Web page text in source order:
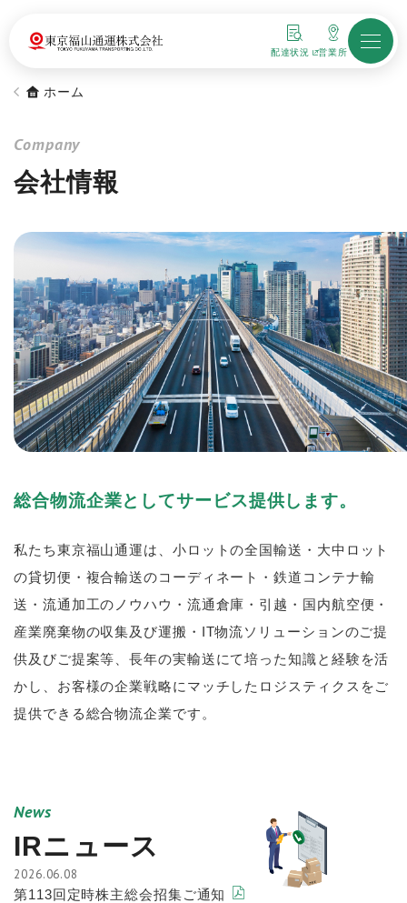
配達状況
新しいウィンドウで開きます
営業所
ホーム
Company
会社情報
総合物流企業としてサービス提供します。
私たち東京福山通運は、小ロットの全国輸送・大中ロット
の貸切便・複合輸送のコーディネート・鉄道コンテナ輸
送・流通加工のノウハウ・流通倉庫・引越・国内航空便・
産業廃棄物の収集及び運搬・IT物流ソリューションのご提
供及びご提案等、長年の実輸送にて培った知識と経験を活
かし、お客様の企業戦略にマッチしたロジスティクスをご
提供できる総合物流企業です。
IRニュース
News
2026.06.08
第113回定時株主総会招集ご通知 PDFが開きます